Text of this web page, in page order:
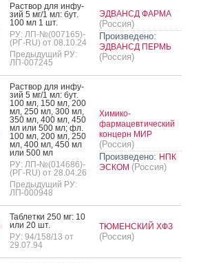
Рас­твор для ин­фу­
зий 5 мг/1 мл: бут.
100 мл 1 шт.
РУ: ЛП-№(007165)-
(РГ-RU) от 08.10.24
Предыдущий РУ:
ЛП-007245
ЭДВАНСД ФАРМА
(Россия)
Произведено:
ЭДВАНСД ПЕРМЬ
(Россия)
Рас­твор для ин­фу­
зий 5 мг/1 мл: бут.
100 мл, 150 мл, 200
мл, 250 мл, 300 мл,
350 мл, 400 мл, 450
мл или 500 мл; фл.
100 мл, 200 мл, 250
мл, 400 мл, 450 мл
или 500 мл
РУ: ЛП-№(014686)-
(РГ-RU) от 28.04.26
Предыдущий РУ:
ЛП-000948
Химико-
фармацевтический
концерн МИР
(Россия)
Произведено: НПК
ЭСКОМ (Россия)
Таб­летки 250 мг: 10
или 20 шт.
РУ: 94/158/13 от
29.07.94
ТЮМЕНСКИЙ ХФЗ
(Россия)